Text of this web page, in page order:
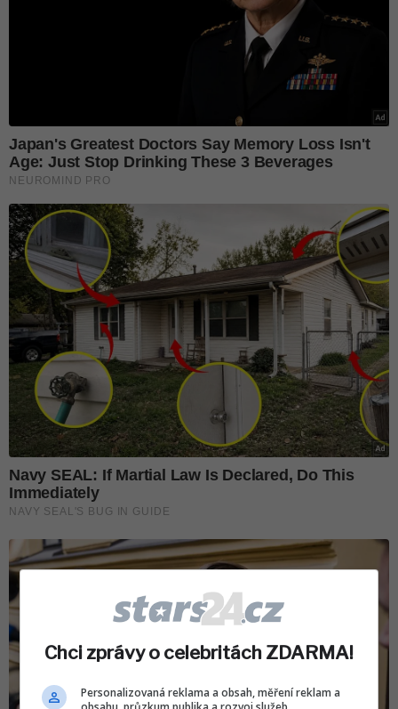
Chci zprávy o celebritách ZDARMA!
Personalizovaná reklama a obsah, měření reklam a